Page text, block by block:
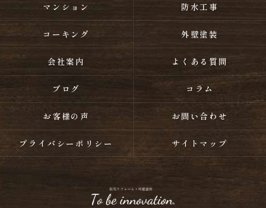
マンション 防水工事
コーキング 外壁塗装
会社案内 よくある質問
ブログ コラム
お客様の声 お問い合わせ
プライバシーポリシー サイトマップ